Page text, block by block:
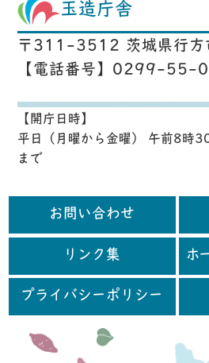
玉造庁舎
〒311-3512 茨城県行方
【電話番号】0299-55-
【開庁日時】
平日（月曜から金曜） 午前8時
まで
お問い合わせ
リンク集 ホ
プライバシーポリシー